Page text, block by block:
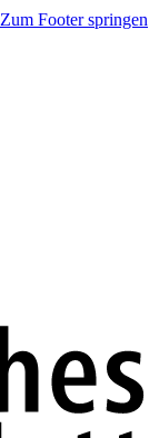
Zum Footer springen